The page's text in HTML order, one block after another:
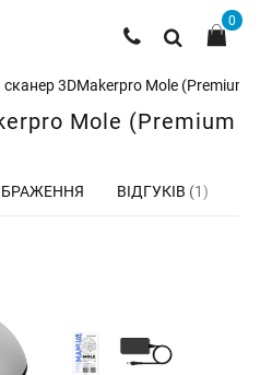
0
сканер 3DMakerpro Mole (Premium
Mole (Premium
ВІДГУКІВ (1)